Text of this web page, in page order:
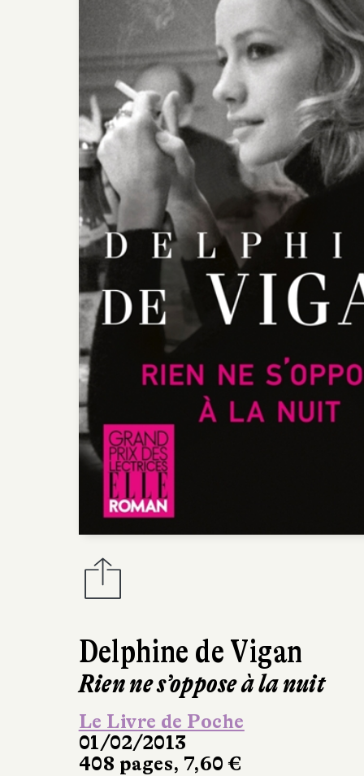
Delphine de Vigan
Rien ne s’oppose à la nuit
Le Livre de Poche
01/02/2013
408 pages, 7,60 €